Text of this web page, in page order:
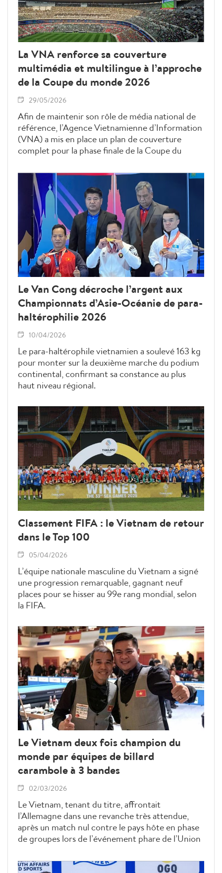
La VNA renforce sa couverture
multimédia et multilingue à l’approche
de la Coupe du monde 2026
29/05/2026
Afin de maintenir son rôle de média national de
référence, l’Agence Vietnamienne d’Information
(VNA) a mis en place un plan de couverture
complet pour la phase finale de la Coupe du
contenus -textes, photos, vidéos, infographies et
podcasts -destinés au public national et
international.
Le Van Cong décroche l’argent aux
Championnats d’Asie-Océanie de para-
haltérophilie 2026
10/04/2026
Le para-haltérophile vietnamien a soulevé 163 kg
pour monter sur la deuxième marche du podium
continental, confirmant sa constance au plus
haut niveau régional.
Classement FIFA : le Vietnam de retour
dans le Top 100
05/04/2026
L’équipe nationale masculine du Vietnam a signé
une progression remarquable, gagnant neuf
places pour se hisser au 99e rang mondial, selon
la FIFA.
Le Vietnam deux fois champion du
monde par équipes de billard
carambole à 3 bandes
02/03/2026
Le Vietnam, tenant du titre, affrontait
l’Allemagne dans une revanche très attendue,
après un match nul contre le pays hôte en phase
de groupes lors de l’événement phare de l’Union
mars à Viersen, en Allemagne.